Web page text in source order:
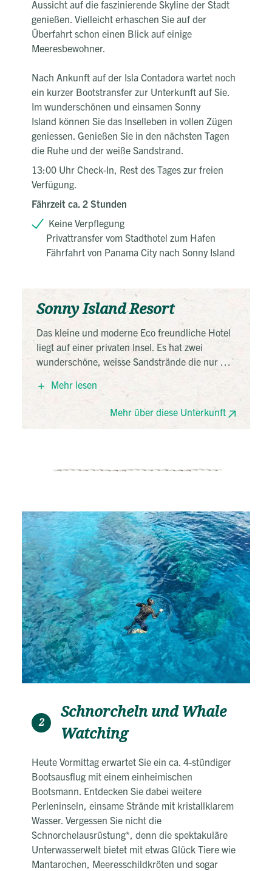
Aussicht auf die faszinierende Skyline der Stadt
genießen. Vielleicht erhaschen Sie auf der
Überfahrt schon einen Blick auf einige
Meeresbewohner.
Nach Ankunft auf der Isla Contadora wartet noch
ein kurzer Bootstransfer zur Unterkunft auf Sie.
Im wunderschönen und einsamen Sonny
Island können Sie das Inselleben in vollen Zügen
geniessen. Genießen Sie in den nächsten Tagen
die Ruhe und der weiße Sandstrand.
13:00 Uhr Check-In, Rest des Tages zur freien
Verfügung.
Fährzeit ca. 2 Stunden
Keine Verpflegung
Privattransfer vom Stadthotel zum Hafen
Fährfahrt von Panama City nach Sonny Island
Sonny Island Resort
Das kleine und moderne Eco freundliche Hotel
liegt auf einer privaten Insel. Es hat zwei
wunderschöne, weisse Sandstrände die nur 1
Gehminute von den Bungalows liegen. Nette,
familiäre Atmosphäre und gutes Frühstück.
Ausstattung: Terrasse, Wifi
Zimmer: 1 Queen Size Bett, Fan, Klimaanlage
Mehr lesen
Mehr über diese Unterkunft
2
Schnorcheln und Whale
Watching
Heute Vormittag erwartet Sie ein ca. 4-stündiger
Bootsausflug mit einem einheimischen
Bootsmann. Entdecken Sie dabei weitere
Perleninseln, einsame Strände mit kristallklarem
Wasser. Vergessen Sie nicht die
Schnorchelausrüstung*, denn die spektakuläre
Unterwasserwelt bietet mit etwas Glück Tiere wie
Mantarochen, Meeresschildkröten und sogar